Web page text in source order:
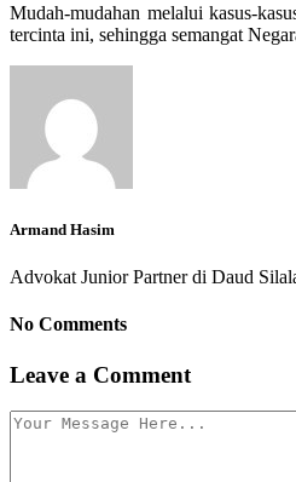
Mudah-mudahan melalui kasus-
tercinta ini, sehingga semangat
Armand Hasim
Advokat Junior Partner di Daud
No Comments
Leave a Comment